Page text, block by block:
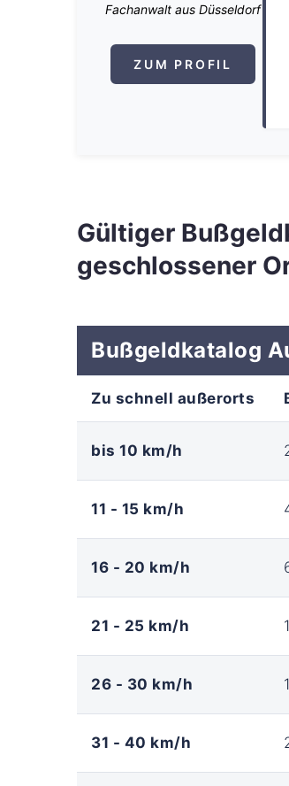
Fachanwalt aus Düsseldorf
ZUM PROFIL
Gültiger
geschlossener
Bußgeldkatalog
Zu schnell außerorts
bis 10 km/h
11 - 15 km/h
16 - 20 km/h
21 - 25 km/h
26 - 30 km/h
31 - 40 km/h